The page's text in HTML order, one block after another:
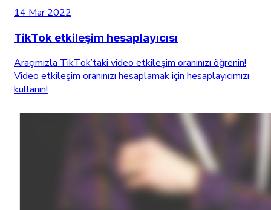
14 Mar 2022
TikTok etkileşim hesaplayıcısı
Araçımızla TikTok’taki video etkileşim oranınızı öğrenin!
Video etkileşim oranınızı hesaplamak için hesaplayıcımızı
kullanın!